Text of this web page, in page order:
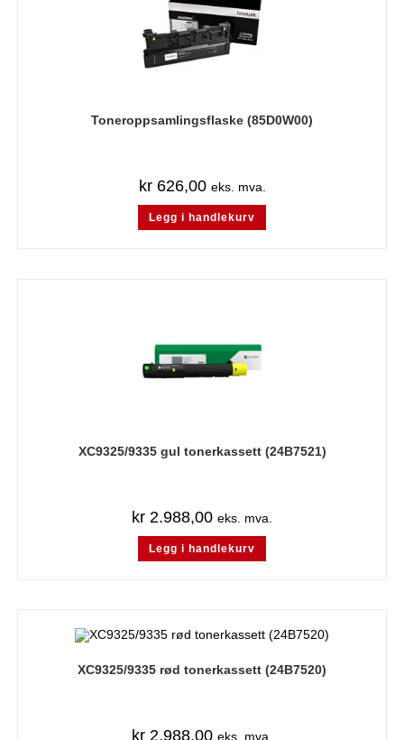
Toneroppsamlingsflaske (85D0W00)
kr626,00 eks. mva.
Legg i handlekurv
XC9325/9335 gul tonerkassett (24B7521)
kr 2.988,00 eks. mva.
Legg i handlekurv
XC9325/9335 rød tonerkassett (24B7520)
kr 2.988,00 eks. mva.